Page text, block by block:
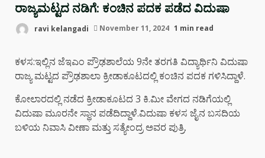
ರಾಜ್ಯಮಟ್ಟದ ನಡಿಗೆ: ಕಂಚಿನ ಪದಕ ಪಡೆದ ವಿದುಷಾ
ravi kelangadi November 11, 2024 1 min read
ಕಳಸ:ಇಲ್ಲಿನ ಜೆಇಎಂ ಪ್ರೌಢಶಾಲೆಯ 9ನೇ ತರಗತಿ ವಿದ್ಯಾರ್ಥಿನಿ ವಿದುಷಾ
ರಾಜ್ಯ ಮಟ್ಟದ ಪ್ರೌಢಶಾಲಾ ಕ್ರೀಡಾಕೂಟದಲ್ಲಿ ಕಂಚಿನ ಪದಕ ಗಳಿಸಿದ್ದಾಳೆ.
ಕೋಲಾರದಲ್ಲಿ ನಡೆದ ಕ್ರೀಡಾಕೂಟದ 3 ಕಿ.ಮೀ ವೇಗದ ನಡಿಗೆಯಲ್ಲಿ
ವಿದುಷಾ ಮೂರನೇ ಸ್ಥಾನ ಪಡೆದಿದ್ದಾಳೆ.ವಿದುಷಾ ಕಳಸ ಜೈನ ಬಸದಿಯ
ಬಳಿಯ ನಿವಾಸಿ ವೀಣಾ ಮತ್ತು ಸತ್ಯೇಂದ್ರ ಅವರ ಪುತ್ರಿ.